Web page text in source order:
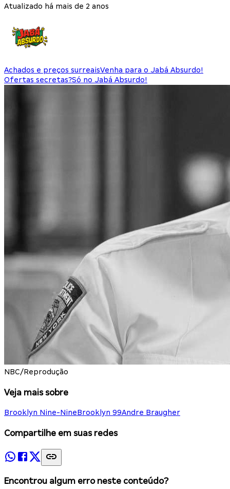
Atualizado há mais de 2 anos
Achados e preços surreaisVenha para o Jabá Absurdo!
Ofertas secretas?Só no Jabá Absurdo!
NBC/Reprodução
Veja mais sobre
Brooklyn Nine-NineBrooklyn 99Andre Braugher
Compartilhe em suas redes
Encontrou algum erro neste conteúdo?